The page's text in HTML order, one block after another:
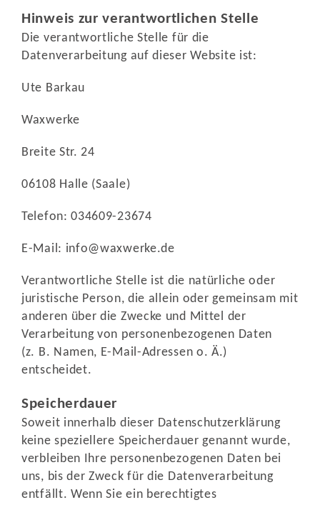
Hinweis zur verantwortlichen Stelle
Die verantwortliche Stelle für die
Datenverarbeitung auf dieser Website ist:
Ute Barkau
Waxwerke
Breite Str. 24
06108 Halle (Saale)
Telefon: 034609-23674
E-Mail: info@waxwerke.de
Verantwortliche Stelle ist die natürliche oder
juristische Person, die allein oder gemeinsam mit
anderen über die Zwecke und Mittel der
Verarbeitung von personenbezogenen Daten
(z. B. Namen, E-Mail-Adressen o. Ä.)
entscheidet.
Speicherdauer
Soweit innerhalb dieser Datenschutzerklärung
keine speziellere Speicherdauer genannt wurde,
verbleiben Ihre personenbezogenen Daten bei
uns, bis der Zweck für die Datenverarbeitung
entfällt. Wenn Sie ein berechtigtes